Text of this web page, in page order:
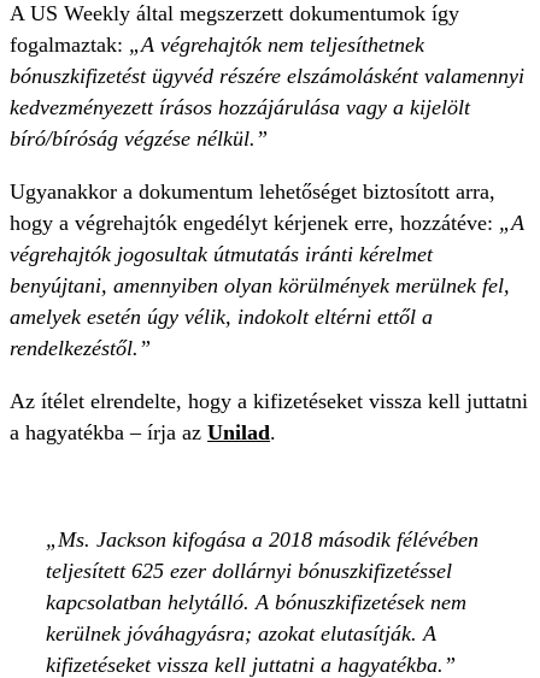
A US Weekly által megszerzett dokumentumok így
fogalmaztak: „A végrehajtók nem teljesíthetnek
bónuszkifizetést ügyvéd részére elszámolásként valamennyi
kedvezményezett írásos hozzájárulása vagy a kijelölt
bíró/bíróság végzése nélkül.”
Ugyanakkor a dokumentum lehetőséget biztosított arra,
hogy a végrehajtók engedélyt kérjenek erre, hozzátéve: „A
végrehajtók jogosultak útmutatás iránti kérelmet
benyújtani, amennyiben olyan körülmények merülnek fel,
amelyek esetén úgy vélik, indokolt eltérni ettől a
rendelkezéstől.”
Az ítélet elrendelte, hogy a kifizetéseket vissza kell juttatni
a hagyatékba – írja az Unilad.
Ms. Jackson kifogása a 2018 második félévében
teljesített 625 ezer dollárnyi bónuszkifizetéssel
kapcsolatban helytálló. A bónuszkifizetések nem
kerülnek jóváhagyásra; azokat elutasítják. A
kifizetéseket vissza kell juttatni a hagyatékba.